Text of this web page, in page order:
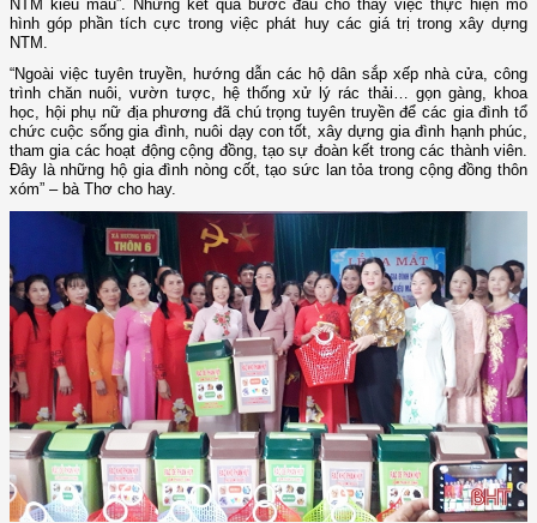
NTM kiểu mẫu”. Những kết quả bước đầu cho thấy việc thực hiện mô
hình góp phần tích cực trong việc phát huy các giá trị trong xây dựng
NTM.
“Ngoài việc tuyên truyền, hướng dẫn các hộ dân sắp xếp nhà cửa, công
trình chăn nuôi, vườn tược, hệ thống xử lý rác thải… gọn gàng, khoa
học, hội phụ nữ địa phương đã chú trọng tuyên truyền để các gia đình tổ
chức cuộc sống gia đình, nuôi dạy con tốt, xây dựng gia đình hạnh phúc,
tham gia các hoạt động cộng đồng, tạo sự đoàn kết trong các thành viên.
Đây là những hộ gia đình nòng cốt, tạo sức lan tỏa trong cộng đồng thôn
xóm” – bà Thơ cho hay.